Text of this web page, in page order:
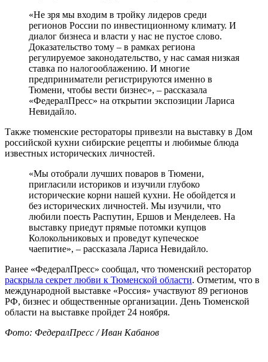
«Не зря мы входим в тройку лидеров среди
регионов России по инвестиционному климату. И
диалог бизнеса и власти у нас не пустое слово.
Доказательство тому – в рамках региона
регулируемое законодательство, у нас самая низкая
ставка по налогооблажению. И многие
предприниматели регистрируются именно в
Тюмени, чтобы вести бизнес», – рассказала
«ФедералПресс» на открытии экспозиции Лариса
Невидайло.
Также тюменские рестораторы привезли на выставку в Дом
российской кухни сибирские рецепты и любимые блюда
известных исторических личностей.
«Мы отобрали лучших поваров в Тюмени,
пригласили историков и изучили глубоко
исторические корни нашей кухни. Не обойдется и
без исторических личностей. Мы изучили, что
любили поесть Распутин, Ершов и Менделеев. На
выставку приедут прямые потомки купцов
Колокольниковых и проведут купеческое
чаепитие», – рассказала Лариса Невидайло.
Ранее «ФедералПресс» сообщал, что тюменский ресторатор
раскрыла секрет любви к Тюменской области. Отметим, что в
международной выставке «Россия» участвуют 89 регионов
РФ, бизнес и общественные организации. День Тюменской
области на выставке пройдет 24 ноября.
Фото: ФедералПресс / Иван Кабанов